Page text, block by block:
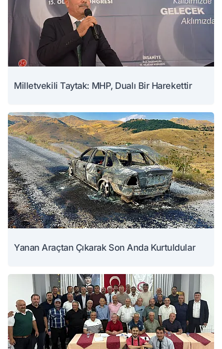
Milletvekili Taytak: MHP, Dualı Bir Harekettir
Yanan Araçtan Çıkarak Son Anda Kurtuldular